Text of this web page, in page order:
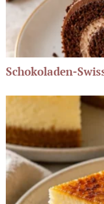
Schokoladen-